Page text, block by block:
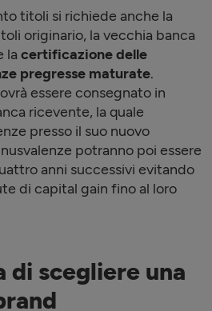
titoli si richiede anche la
originario, la vecchia banca
la certificazione delle
pregresse maturate.
essere consegnato in
ricevente, la quale
presso il suo nuovo
potranno poi essere
anni successivi evitando
di capital gain fino al loro
di scegliere una